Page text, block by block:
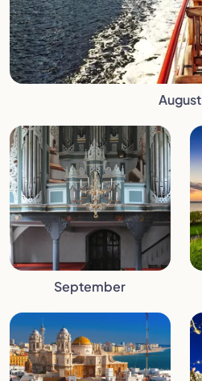
August
September